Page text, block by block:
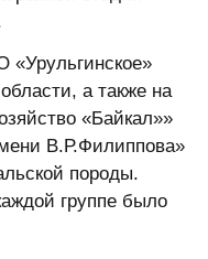
«Урульгинское»
а также на
«Байкал»»
В.Р.Филиппова»
породы.
группе было